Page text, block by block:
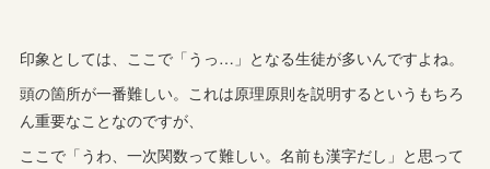
印象としては、ここで「うっ…」となる生徒が多いんですよね。
頭の箇所が一番難しい。これは原理原則を説明するというもちろ
ん重要なことなのですが、
ここで「うわ、一次関数って難しい。名前も漢字だし」と思って